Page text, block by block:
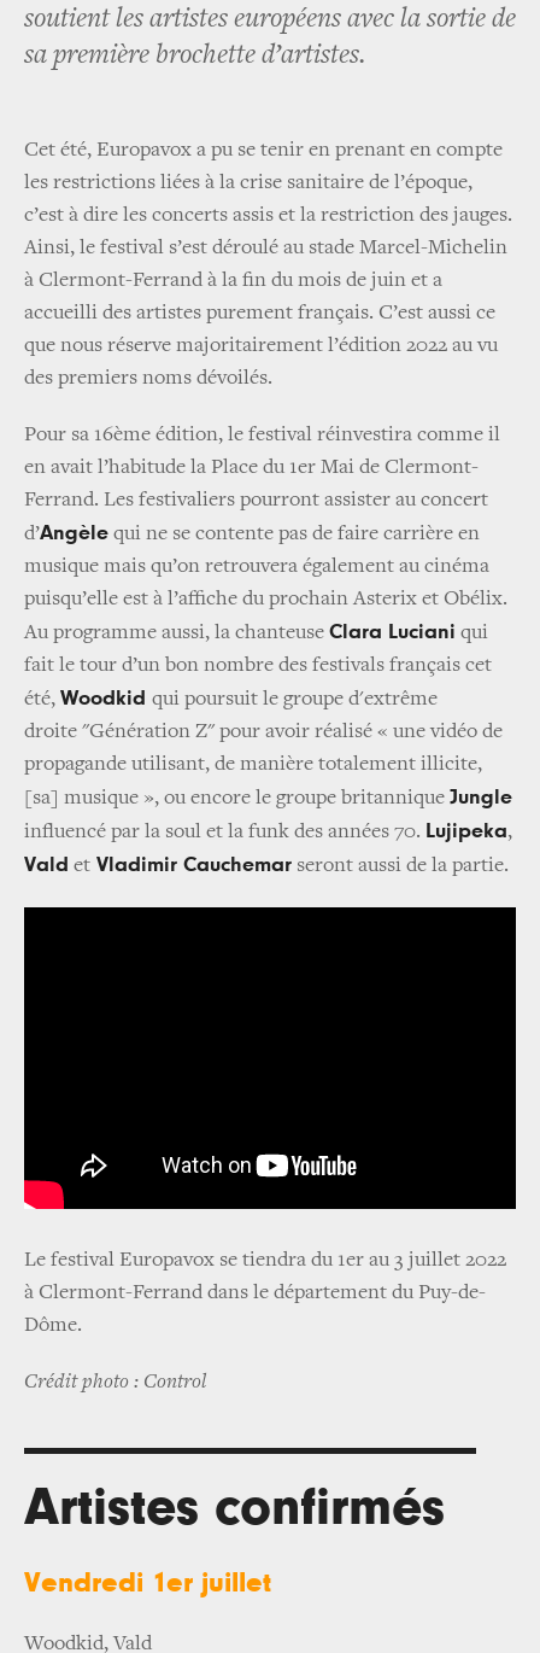
soutient les artistes européens avec la sortie de
sa première brochette d’artistes.
Cet été, Europavox a pu se tenir en prenant en compte
les restrictions liées à la crise sanitaire de l’époque,
c’est à dire les concerts assis et la restriction des jauges.
Ainsi, le festival s’est déroulé au stade Marcel-Michelin
à Clermont-Ferrand à la fin du mois de juin et a
accueilli des artistes purement français. C’est aussi ce
que nous réserve majoritairement l’édition 2022 au vu
des premiers noms dévoilés.
Pour sa 16ème édition, le festival réinvestira comme il
en avait l’habitude la Place du 1er Mai de Clermont-
Ferrand. Les festivaliers pourront assister au concert
d’Angèle qui ne se contente pas de faire carrière en
musique mais qu’on retrouvera également au cinéma
puisqu’elle est à l’affiche du prochain Asterix et Obélix.
Au programme aussi, la chanteuse Clara Luciani qui
fait le tour d’un bon nombre des festivals français cet
été, Woodkid qui poursuit le groupe d'extrême
droite "Génération Z" pour avoir réalisé « une vidéo de
propagande utilisant, de manière totalement illicite,
[sa] musique », ou encore le groupe britannique Jungle
influencé par la soul et la funk des années 70. Lujipeka,
Vald et Vladimir Cauchemar seront aussi de la partie.
Le festival Europavox se tiendra du 1er au 3 juillet 2022
à Clermont-Ferrand dans le département du Puy-de-
Dôme.
Crédit photo : Control
Artistes confirmés
Vendredi 1er juillet
Woodkid, Vald